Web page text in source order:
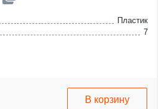
Пластик
7
В корзину